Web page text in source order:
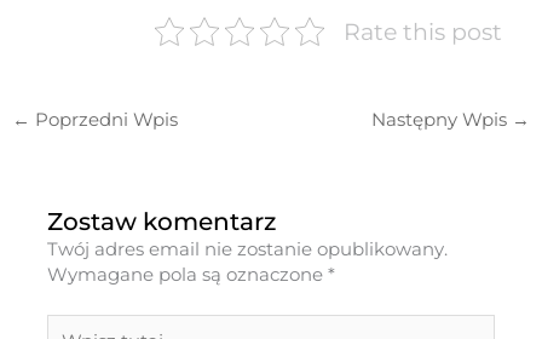
Rate this post
← Poprzedni Wpis Następny Wpis →
Zostaw komentarz
Twój adres email nie zostanie opublikowany.
Wymagane pola są oznaczone*